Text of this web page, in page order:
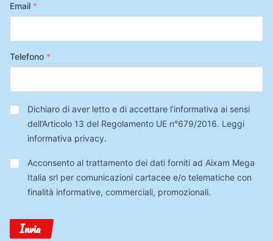
Email *
Telefono *
Privacy*
Dichiaro di aver letto e di accettare l’informativa ai sensi
dell’Articolo 13 del Regolamento UE n°679/2016. Leggi
informativa privacy.
Trattamento
Dati
Acconsento al trattamento dei dati forniti ad Aixam Mega
Italia srl per comunicazioni cartacee e/o telematiche con
finalità informative, commerciali, promozionali.
Invia